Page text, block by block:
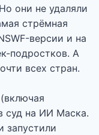
они не удаляли
стрёмная
версии и на
подростков. А
всех стран.
суд на ИИ Маска.
запустили